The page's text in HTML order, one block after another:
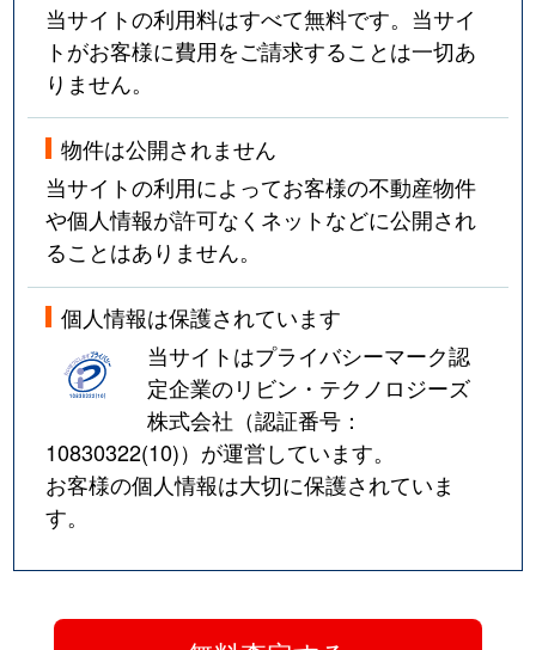
当サイトの利用料はすべて無料です。当サイ
トがお客様に費用をご請求することは一切あ
りません。
物件は公開されません
当サイトの利用によってお客様の不動産物件
や個人情報が許可なくネットなどに公開され
ることはありません。
個人情報は保護されています
当サイトはプライバシーマーク認
定企業のリビン・テクノロジーズ
株式会社（認証番号：
10830322(10)）が運営しています。
お客様の個人情報は大切に保護されていま
す。